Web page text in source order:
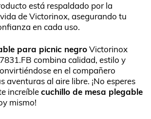
está respaldado por la
de Victorinox, asegurando tu
en cada uso.
para picnic negroVictorinox
combina calidad, estilo y
en el compañero
aventuras al aire libre. ¡No esperes
increíblecuchillo de mesa plegable
mismo!